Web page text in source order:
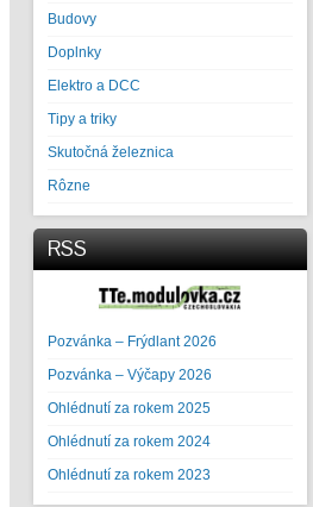
Budovy
Doplnky
Elektro a DCC
Tipy a triky
Skutočná železnica
Rôzne
RSS
Pozvánka – Frýdlant 2026
Pozvánka – Výčapy 2026
Ohlédnutí za rokem 2025
Ohlédnutí za rokem 2024
Ohlédnutí za rokem 2023